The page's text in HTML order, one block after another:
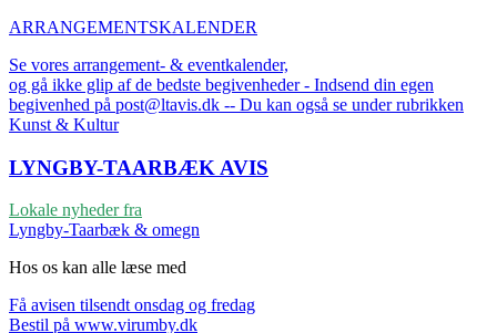
ARRANGEMENTSKALENDER
Se vores arrangement- & eventkalender,
og gå ikke glip af de bedste begivenheder - Indsend din egen
begivenhed på post@ltavis.dk -- Du kan også se under rubrikken
Kunst & Kultur
LYNGBY-TAARBÆK AVIS
Lokale nyheder fra
Lyngby-Taarbæk & omegn
Hos os kan alle læse med
Få avisen tilsendt onsdag og fredag
Bestil på www.virumby.dk